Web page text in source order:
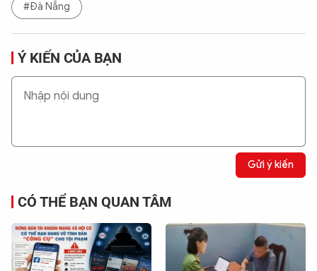
#Đà Nẵng
Ý KIẾN CỦA BẠN
Gửi ý kiến
CÓ THỂ BẠN QUAN TÂM